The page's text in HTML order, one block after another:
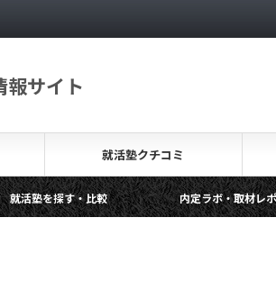
報サイト
就活塾クチコミ
探す・比較 内定ラボ・取材レポート
活塾って？その背景やメリットデメリットを解説します